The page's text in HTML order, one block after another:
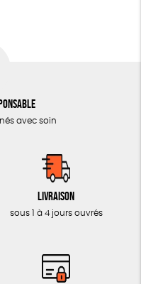
avec soin
Livraison
sous 1 à 4 jours ouvrés